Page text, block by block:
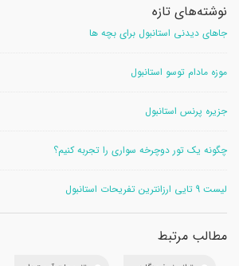
نوشته‌های تازه
جاهای دیدنی استانبول برای بچه ها
موزه مادام توسو استانبول
جزیره پرنس استانبول
چگونه یک تور دوچرخه سواری را تجربه کنیم؟
لیست 9 تایی ارزانترین تفریحات استانبول
مطالب مرتبط